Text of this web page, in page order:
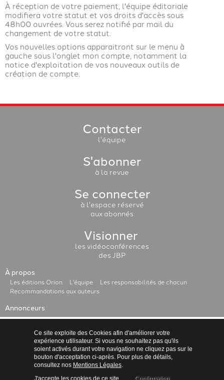
À réception de votre paiement, l'équipe éditoriale
modifiera votre statut et vos droits d'accès sous
48h00 ouvrées. Vous serez notifié par mail du
changement de votre statut.
Vos nouvelles options apparaitront sur le menu à
gauche sous l'onglet mon compte, notamment la
notice d'exploitation de vos nouveaux outils de
création de compte.
Contacter
l'équipe
S'abonner
à la revue
Se connecter
à l'espace réservé
aux abonnés
Visionner
les vidéoconférences
des JBP
À propos
Les éditions Orion L'équipe
Les responsabilités de chacun
Recommandations aux auteurs
Annonceurs
Mentions légales Politique de confidentialité
Ce site exploite des Cookies afin d'améliorer votre
expérience utilisateur. Si vous ne souhaitez pas qu'ils
soient activés durant votre navigation ne cliquez pas sur le
bouton d'acceptation ci-après. Pour plus de détails,
consultez nos Mentions Légales.
J'accepte les cookies de ce site.
Confirmation